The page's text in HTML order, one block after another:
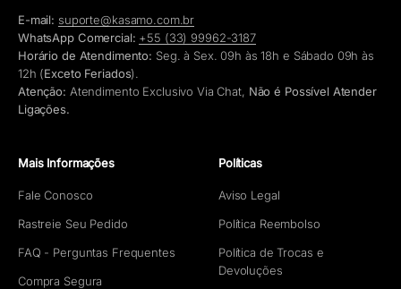
E-mail: suporte@kasamo.com.br
WhatsApp Comercial: +55 (33) 99962-3187
Horário de Atendimento: Seg. à Sex. 09h às 18h e Sábado 09h às
12h (Exceto Feriados).
Atenção: Atendimento Exclusivo Via Chat, Não é Possível Atender
Ligações.
Mais Informações
Fale Conosco
Rastreie Seu Pedido
FAQ - Perguntas Frequentes
Compra Segura
Políticas
Aviso Legal
Política Reembolso
Política de Trocas e
Devoluções